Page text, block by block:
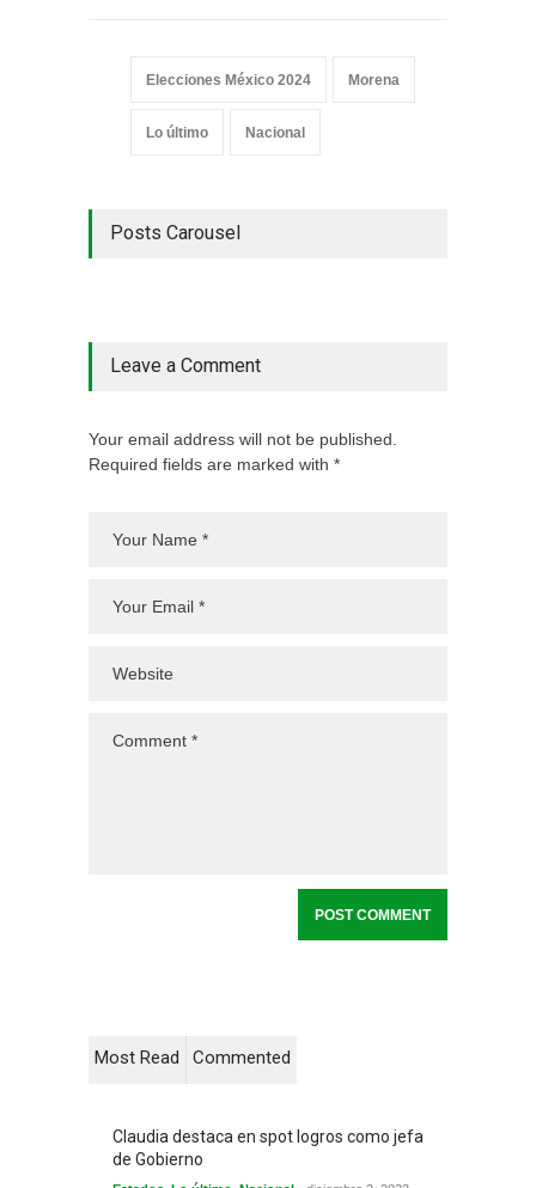
Elecciones México 2024 Morena
Lo último Nacional
Posts Carousel
Leave a Comment
Your email address will not be published.
Required fields are marked with *
Most Read Commented
Claudia destaca en spot logros como jefa
de Gobierno